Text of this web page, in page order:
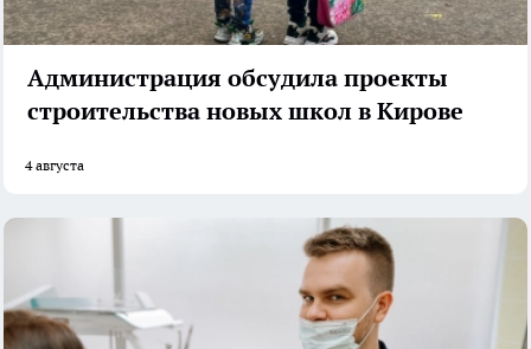
Администрация обсудила проекты
строительства новых школ в Кирове
4 августа